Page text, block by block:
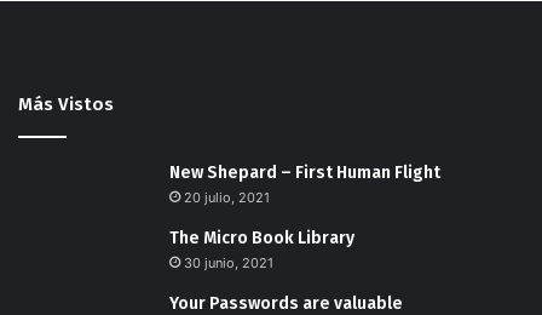
Más Vistos
New Shepard – First Human Flight
20 julio, 2021
The Micro Book Library
30 junio, 2021
Your Passwords are valuable